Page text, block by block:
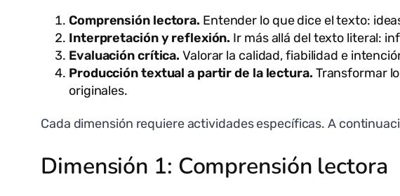
Comprensión lectora. Entender lo que dice el texto:
Interpretación y reflexión. Ir más allá del texto literal:
Evaluación crítica. Valorar la calidad, fiabilidad e
Producción textual a partir de la lectura. Transformar
originales.
Cada dimensión requiere actividades específicas. A
Dimensión 1: Comprensión lectora